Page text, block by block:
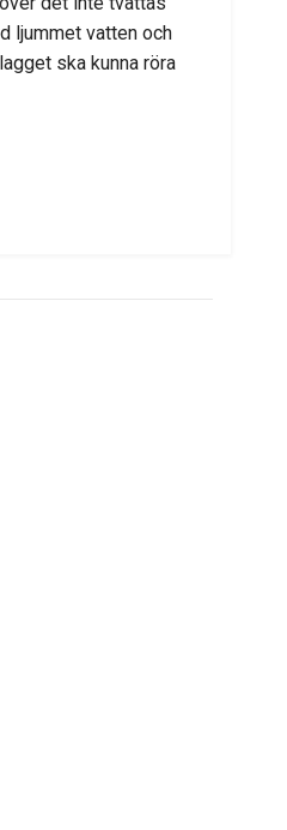
ljummet vatten och
ska kunna röra